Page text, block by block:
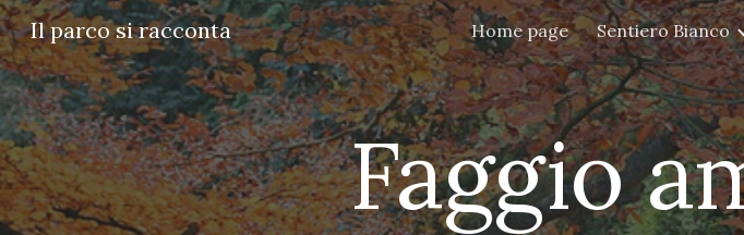
Skip to main content
Il parco si racconta Home page Sentiero Bianco
Faggio